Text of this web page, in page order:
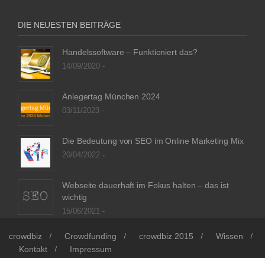
DIE NEUESTEN BEITRÄGE
Handelssoftware – Funktioniert das?
14/09/2020 -
Anlegertag München 2024
03/11/2023 -
Die Bedeutung von SEO im Online Marketing Mix
20/04/2022 -
Webseite dauerhaft im Fokus halten – das ist
wichtig
15/06/2021 -
crowdbiz Crowdfunding crowdbiz 2015
Wissen
Kontakt
Impressum